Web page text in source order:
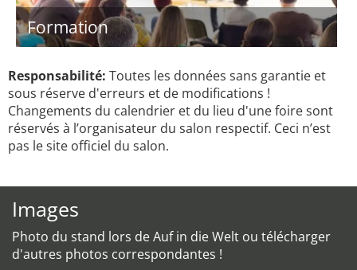
Formation
Responsabilité: Toutes les données sans garantie et
sous réserve d'erreurs et de modifications !
Changements du calendrier et du lieu d'une foire sont
réservés à l’organisateur du salon respectif. Ceci n’est
pas le site officiel du salon.
Images
Photo du stand lors de Auf in die Welt ou télécharger
d'autres photos correspondantes !